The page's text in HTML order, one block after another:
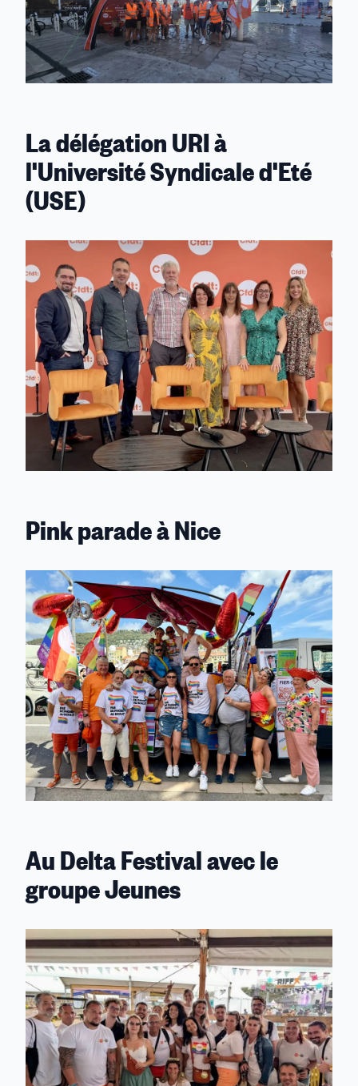
La délégation URI à
l'Université Syndicale d'Eté
(USE)
Pink parade à Nice
Au Delta Festival avec le
groupe Jeunes